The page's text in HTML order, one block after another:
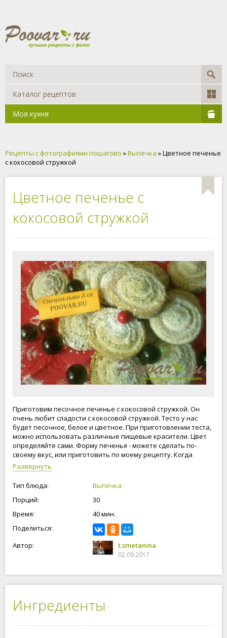
Каталог рецептов
Моя кухня
Рецепты с фотографиями пошагово »Выпечка » Цветное печенье
с кокосовой стружкой
Цветное печенье с
кокосовой стружкой
Приготовим песочное печенье с кокосовой стружкой. Он
очень любит сладости с кокосовой стружкой. Тесто у нас
будет песочное, белое и цветное. При приготовлении теста,
можно использовать различные пищевые красители. Цвет
определяйте сами. Форму печенья - можете сделать по-
своему вкус, или приготовить по моему рецепту. Когда
будите выпекать печенье, самое главное не передержать
его в духовке. Приступим к приготовлению цветного
печенья!
Развернуть
Тип блюда:
Выпечка
Порций:
30
Время:
40 мин.
Поделиться:
Автор:
t.smetanina
02.09.2017
Ингредиенты